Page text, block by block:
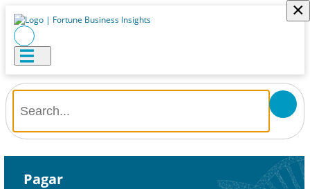
×
Pagar